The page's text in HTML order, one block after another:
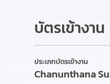
บัตรเข้างาน
ประเภทบัตรเข้างาน
Chanunthana